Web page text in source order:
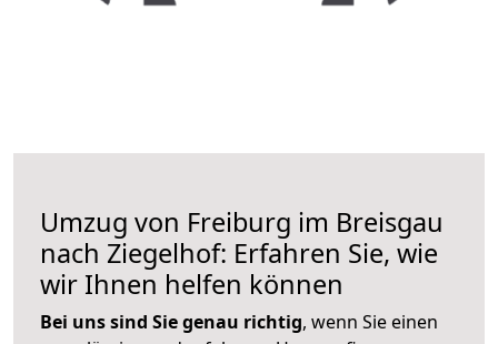
Umzug von Freiburg im Breisgau
nach Ziegelhof: Erfahren Sie, wie
wir Ihnen helfen können
Bei uns sind Sie genau richtig, wenn Sie einen